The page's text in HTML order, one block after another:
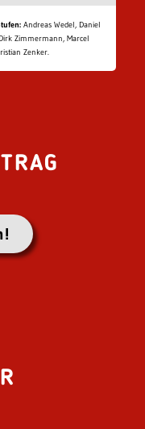
Andreas Wedel, Daniel
Zimmermann, Marcel
Zenker.